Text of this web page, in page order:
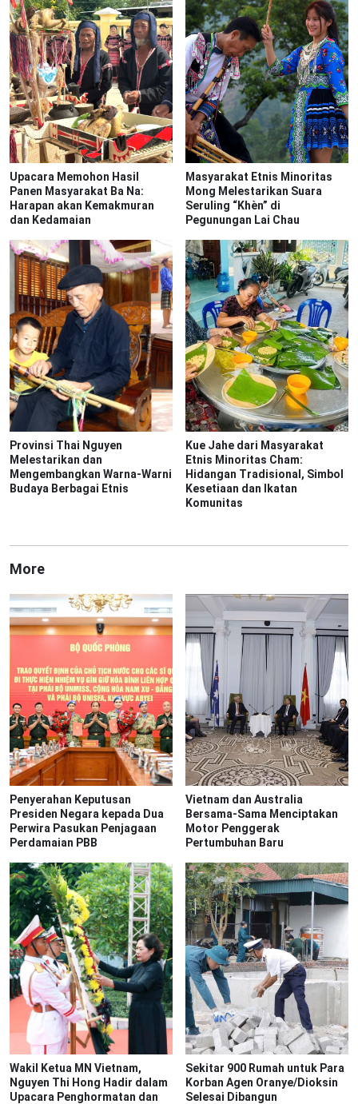
Upacara Memohon Hasil
Panen Masyarakat Ba Na:
Harapan akan Kemakmuran
dan Kedamaian
Masyarakat Etnis Minoritas
Mong Melestarikan Suara
Seruling “Khèn” di
Pegunungan Lai Chau
Provinsi Thai Nguyen
Melestarikan dan
Mengembangkan Warna-Warni
Budaya Berbagai Etnis
Kue Jahe dari Masyarakat
Etnis Minoritas Cham:
Hidangan Tradisional, Simbol
Kesetiaan dan Ikatan
Komunitas
More
Penyerahan Keputusan
Presiden Negara kepada Dua
Perwira Pasukan Penjagaan
Perdamaian PBB
Vietnam dan Australia
Bersama-Sama Menciptakan
Motor Penggerak
Pertumbuhan Baru
Wakil Ketua MN Vietnam,
Nguyen Thi Hong Hadir dalam
Upacara Penghormatan dan
Sekitar 900 Rumah untuk Para
Korban Agen Oranye/Dioksin
Selesai Dibangun